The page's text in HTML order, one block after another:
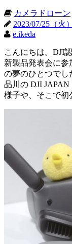
カメラドローン
2023/07/25（火）
e.ikeda
こんにちは。DJI
新製品発表会に参
の夢のひとつでし
品川の DJI
様子や、そこで